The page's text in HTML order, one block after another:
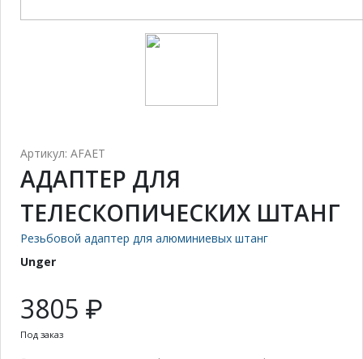
Артикул: AFAET
АДАПТЕР ДЛЯ
ТЕЛЕСКОПИЧЕСКИХ ШТАНГ
Резьбовой адаптер для алюминиевых штанг
Unger
3805 ₽
Под заказ